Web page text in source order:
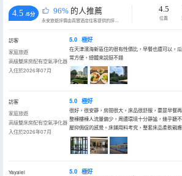
4.5 /5分 96% 的人推薦
永安旅遊評價由真實酒店住客提供的評價。
4.5
位置
訪客
家庭旅遊
高級雙床房配有空氣凈化器
入住於2026年07月
5.0 極好
在天津濱海新區住的很有性價比，早餐也還可以，
常方便，總體來説挺不錯
訪客
家庭旅遊
高級雙床房配有空氣凈化器
入住於2026年07月
5.0 極好
很好，很安靜，房間很大，床品很舒服，要是早餐
整棟樓棟人流量偏少，周遭環境十分靜謐，幾乎聽
壓抑侷促的感覺。床鋪用料考究，整套床品柔軟親
Yayalei
5.0 極好